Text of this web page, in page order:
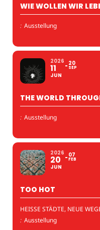
WIE WOLLEN WIR
: Ausstellung
2026
11
JUN
20
SEP
THE WORLD
: Ausstellung
2026
20
JUN
07
FEB
TOO HOT
HEISSE STÄDTE, NEUE
: Ausstellung